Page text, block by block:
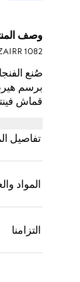
وصف
1082
قماش
تفاصيل
المواد
التزامنا